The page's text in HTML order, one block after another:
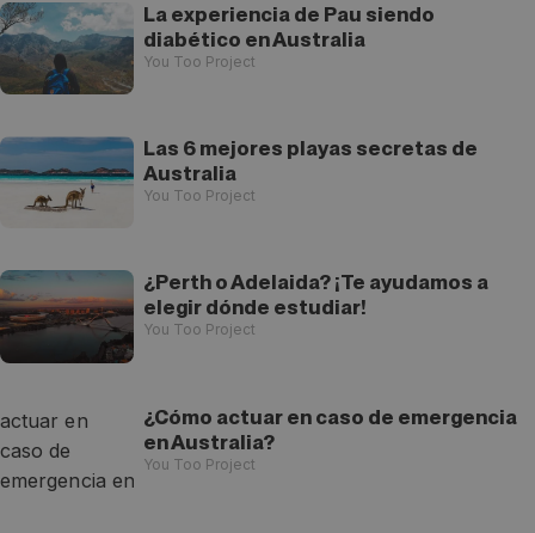
La experiencia de Pau siendo
diabético en Australia
You Too Project
Las 6 mejores playas secretas de
Australia
You Too Project
¿Perth o Adelaida? ¡Te ayudamos a
elegir dónde estudiar!
You Too Project
¿Cómo actuar en caso de emergencia
en Australia?
You Too Project